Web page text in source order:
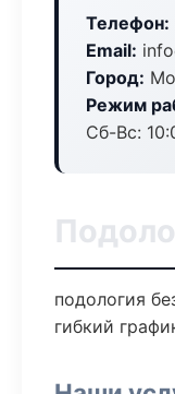
Телефон:
Email:
Город:
Режим
Сб-Вс:
подология
гибкий